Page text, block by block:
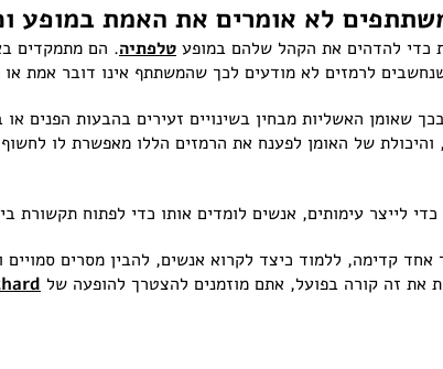
לא אומרים את האמת במופע
כדי להדהים את הקהל שלהם במופע טלפתיה. הם מתמקדים
לרמזים לא מודעים לכך שהמשתתף אינו דובר אמת
שאומן האשליות מבחין בשינויים זעירים בהבעות
והיכולת של האומן לפענח את הרמזים הללו מאפשרת לו
לייצר עימותים, אנשים לומדים אותו כדי לפתוח תקשורת
קדימה, ללמוד כיצד לקרוא אנשים, להבין מסרים
את זה קורה בפועל, אתם מוזמנים להצטרך להופעה של